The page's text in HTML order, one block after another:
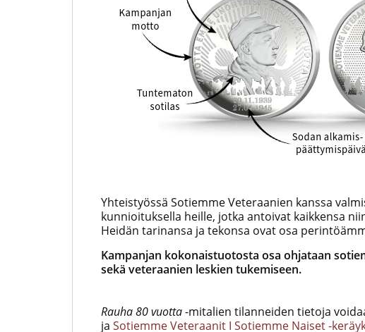
Yhteistyössä Sotiemme Veteraanien kanssa
kunnioituksella heille, jotka antoivat kaikkensa
Heidän tarinansa ja tekonsa ovat osa
Kampanjan kokonaistuotosta osa ohjataan
sekä veteraanien leskien tukemiseen.
Rauha 80 vuotta-mitalien tilanneiden tietoja
ja Sotiemme Veteraanit I Sotiemme Naiset -